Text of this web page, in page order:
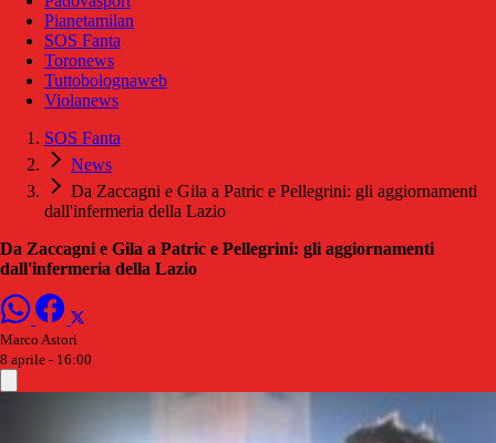
Pianetamilan
SOS Fanta
Toronews
Tuttobolognaweb
Violanews
SOS Fanta
News
Da Zaccagni e Gila a Patric e Pellegrini: gli aggiornamenti
dall'infermeria della Lazio
Da Zaccagni e Gila a Patric e Pellegrini: gli aggiornamenti
dall'infermeria della Lazio
Marco Astori
8 aprile - 16:00